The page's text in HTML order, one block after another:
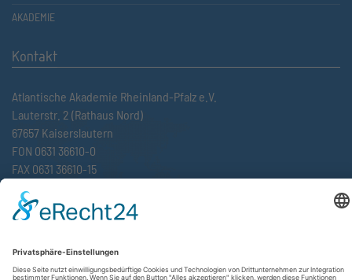
AKADEMIE
Kontakt
Atlantische Akademie Rheinland-Pfalz e.V.
Lauterstr. 2 (Rathaus Nord)
67657 Kaiserslautern
FON 0631 36610-0
FAX 0631 36610-15
©2026 Atlantische Akademie Rheinland-Pfalz e. V. |